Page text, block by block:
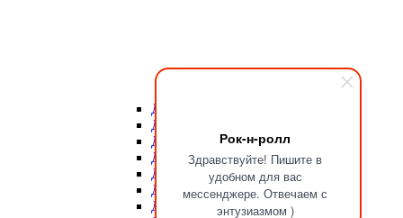
Рок-н-ролл
Здравствуйте! Пишите в
удобном для вас
мессенджере. Отвечаем с
энтузиазмом )
Для мундштуков
Для тростей
Для альта
Для баритона
Для валторны
Для гобоя
Для кларнета